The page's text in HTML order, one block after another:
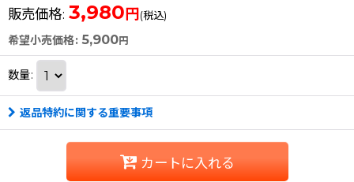
販売価格: 3,980円(税込)
希望小売価格: 5,900円
数量:
返品特約に関する重要事項
カートに入れる